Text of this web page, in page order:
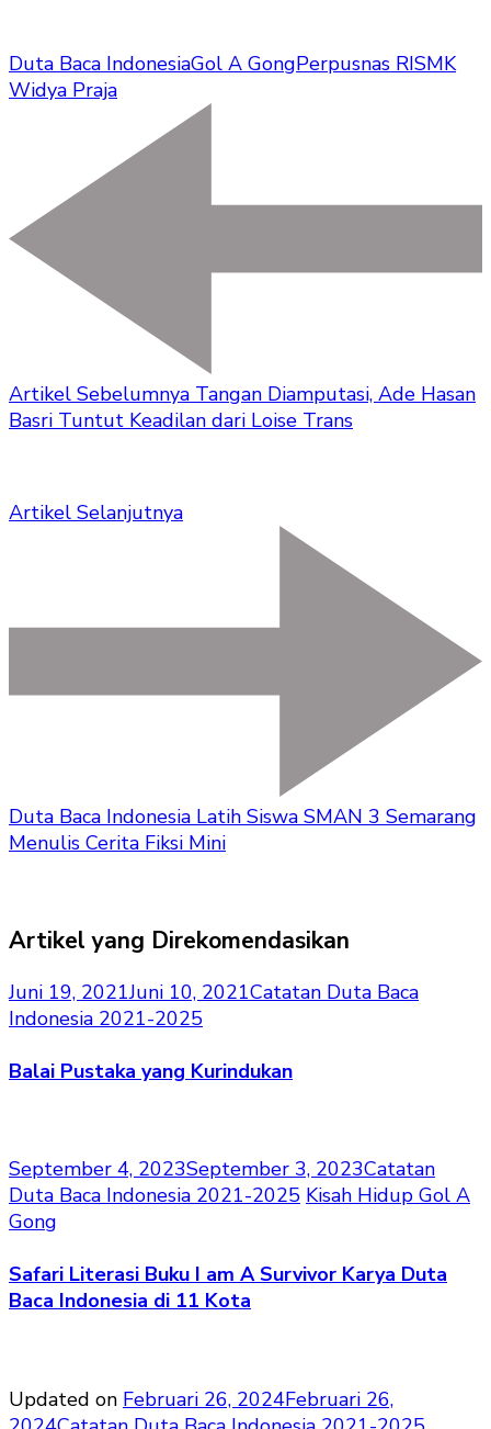
Duta Baca IndonesiaGol A GongPerpusnas RISMK
Widya Praja
Artikel Sebelumnya Tangan Diamputasi, Ade Hasan
Basri Tuntut Keadilan dari Loise Trans
Artikel Selanjutnya
Duta Baca Indonesia Latih Siswa SMAN 3 Semarang
Menulis Cerita Fiksi Mini
Artikel yang Direkomendasikan
Juni 19, 2021Juni 10, 2021Catatan Duta Baca
Indonesia 2021-2025
Balai Pustaka yang Kurindukan
September 4, 2023September 3, 2023Catatan
Duta Baca Indonesia 2021-2025 Kisah Hidup Gol A
Gong
Safari Literasi Buku I am A Survivor Karya Duta
Baca Indonesia di 11 Kota
Updated on Februari 26, 2024Februari 26,